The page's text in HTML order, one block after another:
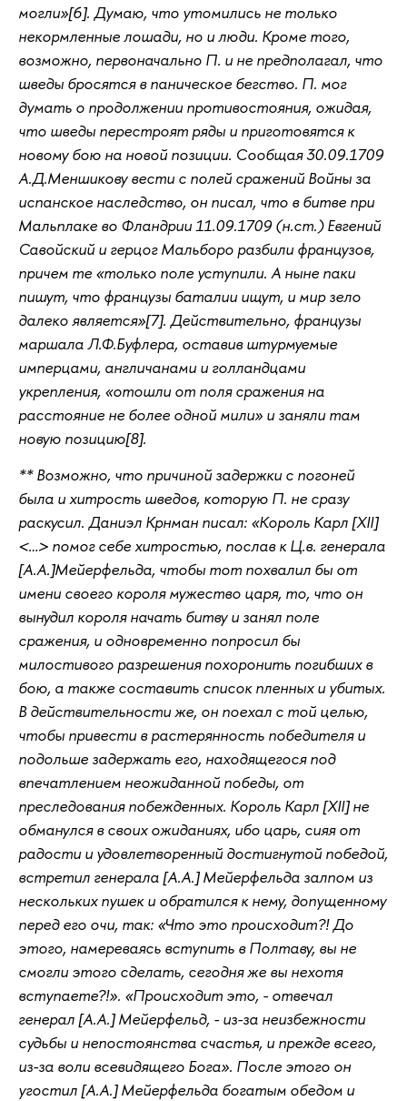
могли»[6]. Думаю, что утомились не только
некормленные лошади, но и люди. Кроме того,
возможно, первоначально П. и не предполагал, что
шведы бросятся в паническое бегство. П. мог
думать о продолжении противостояния, ожидая,
что шведы перестроят ряды и приготовятся к
новому бою на новой позиции. Сообщая 30.09.1709
А.Д.Меншикову вести с полей сражений Войны за
испанское наследство, он писал, что в битве при
Мальплаке во Фландрии 11.09.1709 (н.ст.) Евгений
Савойский и герцог Мальборо разбили французов,
причем те «только поле уступили. А ныне паки
пишут, что французы баталии ищут, и мир зело
далеко является»[7]. Действительно, французы
маршала Л.Ф.Буфлера, оставив штурмуемые
имперцами, англичанами и голландцами
укрепления, «отошли от поля сражения на
расстояние не более одной мили» и заняли там
новую позицию[8].
** Возможно, что причиной задержки с погоней
была и хитрость шведов, которую П. не сразу
раскусил. Даниэл Крнман писал: «Король Карл [XII]
<…> помог себе хитростью, послав к Ц.в. генерала
[А.А.]Мейерфельда, чтобы тот похвалил бы от
имени своего короля мужество царя, то, что он
вынудил короля начать битву и занял поле
сражения, и одновременно попросил бы
милостивого разрешения похоронить погибших в
бою, а также составить список пленных и убитых.
В действительности же, он поехал с той целью,
чтобы привести в растерянность победителя и
подольше задержать его, находящегося под
впечатлением неожиданной победы, от
преследования побежденных. Король Карл [XII] не
обманулся в своих ожиданиях, ибо царь, сияя от
радости и удовлетворенный достигнутой победой,
встретил генерала [A.A.] Мейерфельда залпом из
нескольких пушек и обратился к нему, допущенному
перед его очи, так: «Что это происходит?! До
этого, намереваясь вступить в Полтаву, вы не
смогли этого сделать, сегодня же вы нехотя
вступаете?!». «Происходит это, - отвечал
генерал [A.A.] Мейерфельд, - из-за неизбежности
судьбы и непостоянства счастья, и прежде всего,
из-за воли всевидящего Бога». После этого он
угостил [A.A.] Мейерфельда богатым обедом и